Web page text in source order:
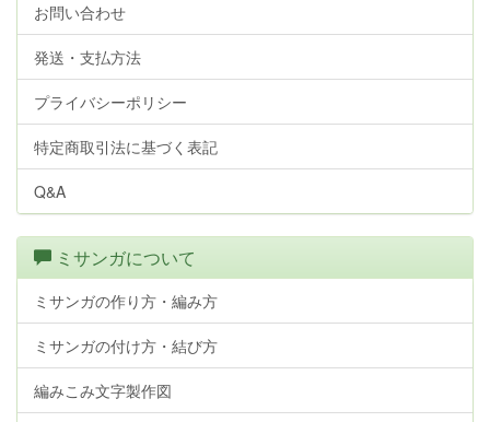
お問い合わせ
発送・支払方法
プライバシーポリシー
特定商取引法に基づく表記
Q&A
ミサンガについて
ミサンガの作り方・編み方
ミサンガの付け方・結び方
編みこみ文字製作図